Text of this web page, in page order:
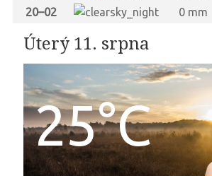
20–02
0 mm
Úterý 11. srpna
25°C